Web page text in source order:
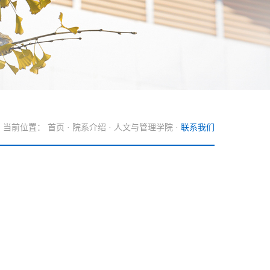
当前位置： 首页 · 院系介绍 · 人文与管理学院 · 联系我们